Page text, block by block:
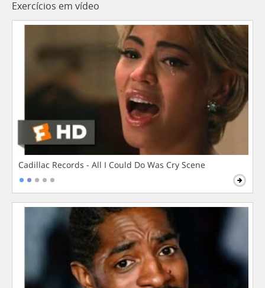
Exercícios em vídeo
Cadillac Records - All I Could Do Was Cry Scene